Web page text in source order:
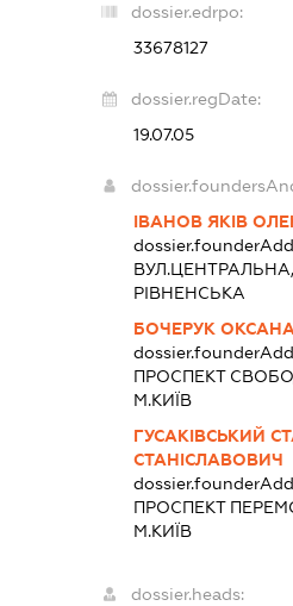
dossier.edrpo:
33678127
dossier.regDate:
19.07.05
ІВАНОВ ЯКІВ
ВУЛ.ЦЕНТРАЛЬНА,
РІВНЕНСЬКА
БОЧЕРУК
ПРОСПЕКТ
М.КИЇВ
ГУСАКІВСЬКИЙ
СТАНІСЛАВОВИЧ
ПРОСПЕКТ
М.КИЇВ
dossier.heads: